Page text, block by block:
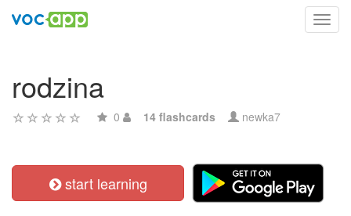
rodzina
0 14 flashcards newka7
start learning